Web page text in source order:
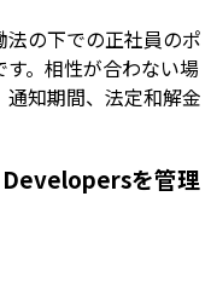
の下での正社員のポ
。相性が合わない場
知期間、法定和解金
Developersを管理